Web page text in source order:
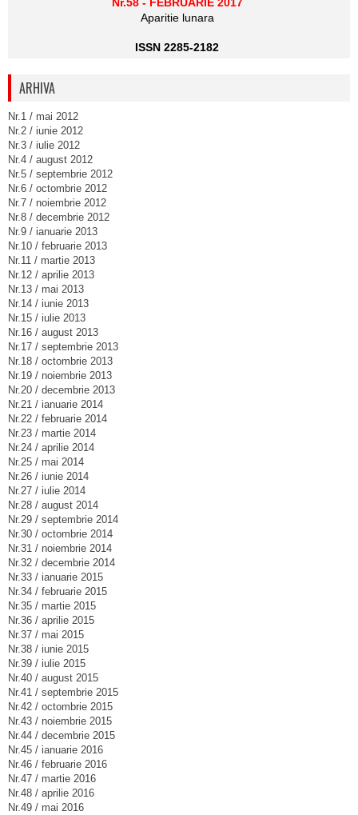
Aparitie lunara
ISSN 2285-2182
ARHIVA
Nr.1 / mai 2012
Nr.2 / iunie 2012
Nr.3 / iulie 2012
Nr.4 / august 2012
Nr.5 / septembrie 2012
Nr.6 / octombrie 2012
Nr.7 / noiembrie 2012
Nr.8 / decembrie 2012
Nr.9 / ianuarie 2013
Nr.10 / februarie 2013
Nr.11 / martie 2013
Nr.12 / aprilie 2013
Nr.13 / mai 2013
Nr.14 / iunie 2013
Nr.15 / iulie 2013
Nr.16 / august 2013
Nr.17 / septembrie 2013
Nr.18 / octombrie 2013
Nr.19 / noiembrie 2013
Nr.20 / decembrie 2013
Nr.21 / ianuarie 2014
Nr.22 / februarie 2014
Nr.23 / martie 2014
Nr.24 / aprilie 2014
Nr.25 / mai 2014
Nr.26 / iunie 2014
Nr.27 / iulie 2014
Nr.28 / august 2014
Nr.29 / septembrie 2014
Nr.30 / octombrie 2014
Nr.31 / noiembrie 2014
Nr.32 / decembrie 2014
Nr.33 / ianuarie 2015
Nr.34 / februarie 2015
Nr.35 / martie 2015
Nr.36 / aprilie 2015
Nr.37 / mai 2015
Nr.38 / iunie 2015
Nr.39 / iulie 2015
Nr.40 / august 2015
Nr.41 / septembrie 2015
Nr.42 / octombrie 2015
Nr.43 / noiembrie 2015
Nr.44 / decembrie 2015
Nr.45 / ianuarie 2016
Nr.46 / februarie 2016
Nr.47 / martie 2016
Nr.48 / aprilie 2016
Nr.49 / mai 2016